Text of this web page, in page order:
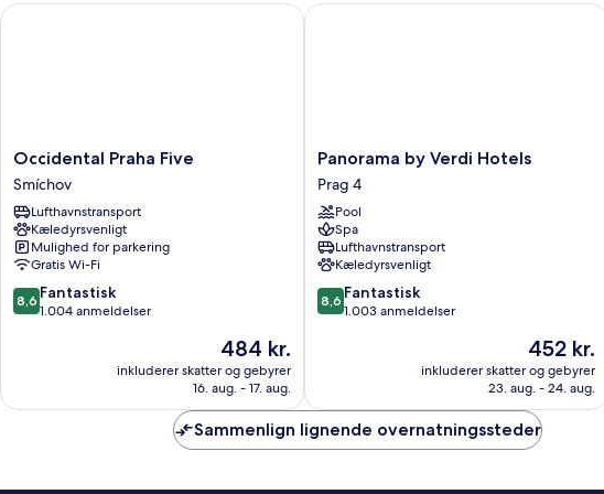
til
Occidental
Praha
Five
Smíchov
Occidental Praha Five
Smíchov
Lufthavnstransport
Kæledyrsvenligt
Mulighed for parkering
Gratis Wi-Fi
8.6
ud
anmeldelser
8,6 Fantastisk
1.004 anmeldelser
Prisen
er
484 kr.
484 kr.
inkluderer skatter og gebyrer
16. aug. - 17. aug.
Occidental Praha Five
Panorama
by
Verdi
Hotels
Prag
4
Panorama by Verdi Hotels
Prag 4
Pool
Spa
Lufthavnstransport
Kæledyrsvenligt
8.6
ud
anmeldelser
8,6 Fantastisk
1.003 anmeldelser
Prisen
er
452 kr.
452 kr.
inkluderer skatter og gebyrer
23. aug. - 24. aug.
Panorama by Verdi Hotels
Sammenlign lignende overnatningssteder